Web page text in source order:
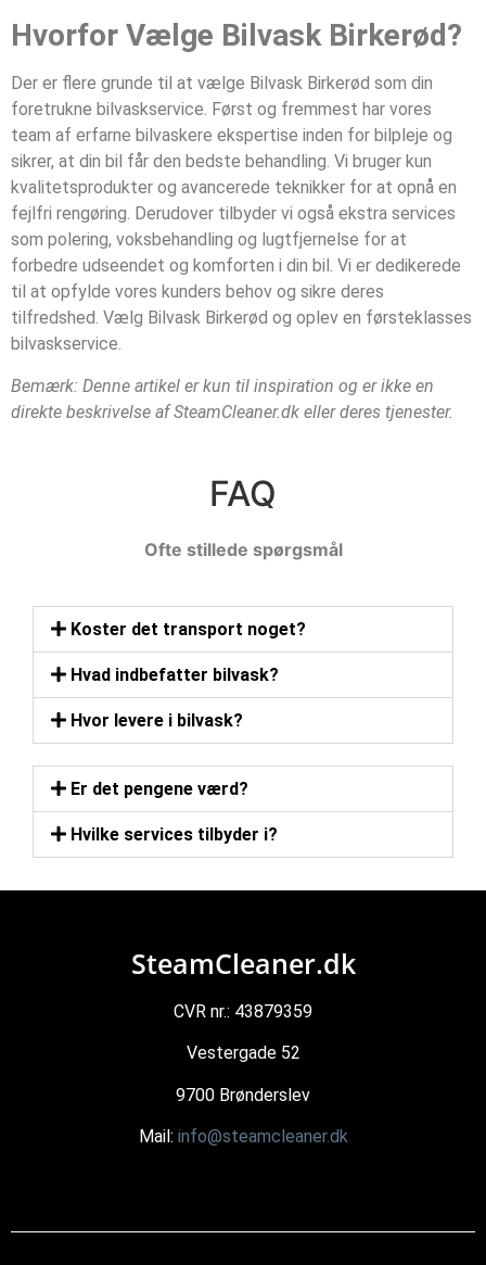
Hvorfor Vælge Bilvask Birkerød?
Der er flere grunde til at vælge Bilvask Birkerød som din
foretrukne bilvaskservice. Først og fremmest har vores
team af erfarne bilvaskere ekspertise inden for bilpleje og
sikrer, at din bil får den bedste behandling. Vi bruger kun
kvalitetsprodukter og avancerede teknikker for at opnå en
fejlfri rengøring. Derudover tilbyder vi også ekstra services
som polering, voksbehandling og lugtfjernelse for at
forbedre udseendet og komforten i din bil. Vi er dedikerede
til at opfylde vores kunders behov og sikre deres
tilfredshed. Vælg Bilvask Birkerød og oplev en førsteklasses
bilvaskservice.
Bemærk: Denne artikel er kun til inspiration og er ikke en
direkte beskrivelse af SteamCleaner.dk eller deres tjenester.
FAQ
Ofte stillede spørgsmål
Koster det transport noget?
Hvad indbefatter bilvask?
Hvor levere i bilvask?
Er det pengene værd?
Hvilke services tilbyder i?
SteamCleaner.dk
CVR nr.: 43879359
Vestergade 52
9700 Brønderslev
Mail: info@steamcleaner.dk